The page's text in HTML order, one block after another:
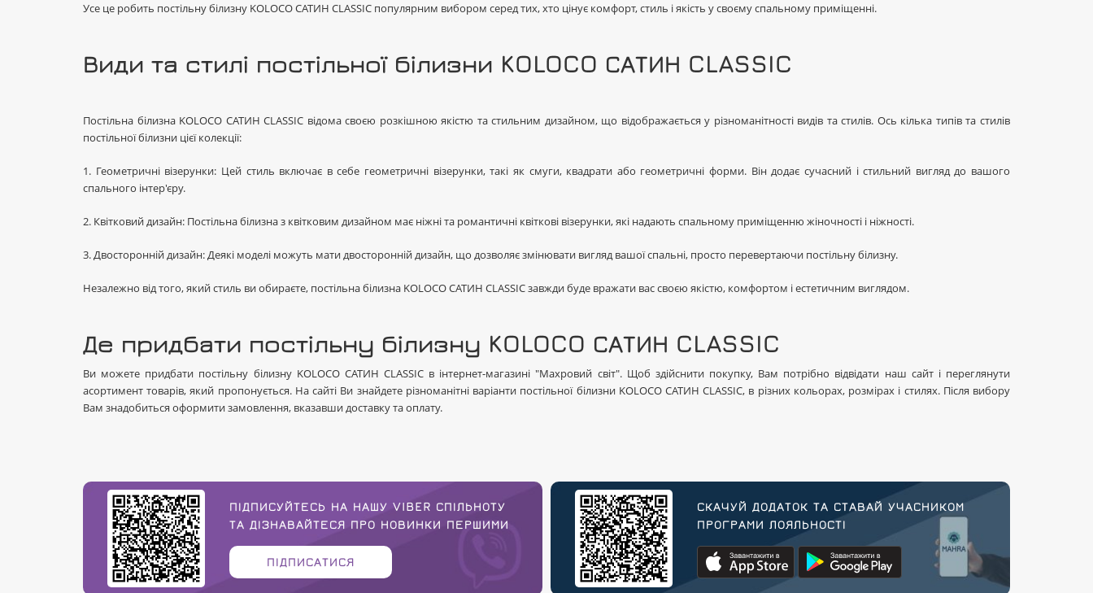
Усе це робить постільну білизну KOLOCO САТИН CLASSIC популярним вибором серед тих, хто цінує комфорт, стиль і якість у своєму спальному приміщенні.
Види та стилі постільної білизни KOLOCO САТИН CLASSIC
Постільна білизна KOLOCO САТИН CLASSIC відома своєю розкішною якістю та стильним дизайном, що відображається у різноманітності видів та стилів. Ось кілька типів та стилів
постільної білизни цієї колекції:
1. Геометричні візерунки: Цей стиль включає в себе геометричні візерунки, такі як смуги, квадрати або геометричні форми. Він додає сучасний і стильний вигляд до вашого
спального інтер'єру.
2. Квітковий дизайн: Постільна білизна з квітковим дизайном має ніжні та романтичні квіткові візерунки, які надають спальному приміщенню жіночності і ніжності.
3. Двосторонній дизайн: Деякі моделі можуть мати двосторонній дизайн, що дозволяє змінювати вигляд вашої спальні, просто перевертаючи постільну білизну.
Незалежно від того, який стиль ви обираєте, постільна білизна KOLOCO САТИН CLASSIC завжди буде вражати вас своєю якістю, комфортом і естетичним виглядом.
Де придбати постільну білизну KOLOCO САТИН CLASSIC
Ви можете придбати постільну білизну KOLOCO САТИН CLASSIC в інтернет-магазині "Махровий світ". Щоб здійснити покупку, Вам потрібно відвідати наш сайт і переглянути
асортимент товарів, який пропонується. На сайті Ви знайдете різноманітні варіанти постільної білизни KOLOCO САТИН CLASSIC, в різних кольорах, розмірах і стилях. Після вибору
Вам знадобиться оформити замовлення, вказавши доставку та оплату.
ПІДПИСУЙТЕСЬ НА НАШУ VIBER СПІЛЬНОТУ
ТА ДІЗНАВАЙТЕСЯ ПРО НОВИНКИ ПЕРШИМИ
ПІДПИСАТИСЯ
СКАЧУЙ ДОДАТОК ТА СТАВАЙ УЧАСНИКОМ
ПРОГРАМИ ЛОЯЛЬНОСТІ